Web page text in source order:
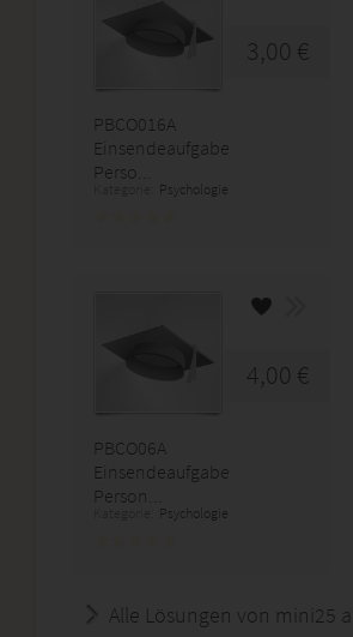
3,00 €
PBCO016A
Einsendeaufgabe
Perso...
Psychologie
4,00 €
PBCO06A
Einsendeaufgabe
Person...
Psychologie
Alle Lösungen von mini25